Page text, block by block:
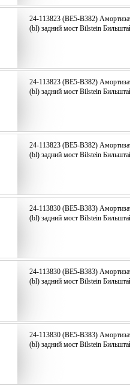
24-113823 (BE5-B382)
(bl) задний мост Bilstein
24-113823 (BE5-B382)
(bl) задний мост Bilstein
24-113823 (BE5-B382)
(bl) задний мост Bilstein
24-113830 (BE5-B383)
(bl) задний мост Bilstein
24-113830 (BE5-B383)
(bl) задний мост Bilstein
24-113830 (BE5-B383)
(bl) задний мост Bilstein